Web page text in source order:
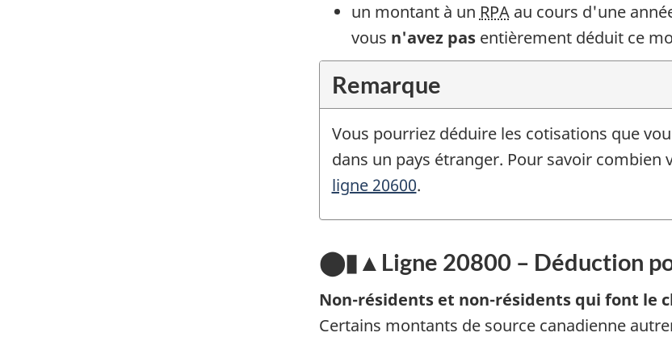
un montant à un RPAau cours d'une
vous n'avez pasentièrement déduit ce
Remarque
Vous pourriez déduire les cotisations que
dans un pays étranger. Pour savoir combien
ligne 20600.
⬤▮▲Ligne 20800 – Déduction
Non-résidents et non-résidents qui font le
Certains montants de source canadienne